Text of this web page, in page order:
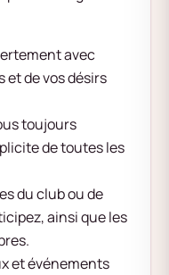
avec
et de vos désirs
toujours
de toutes les
du club ou de
ainsi que les
et événements